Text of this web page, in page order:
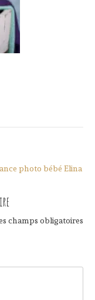
photo bébé Elina
champs obligatoires